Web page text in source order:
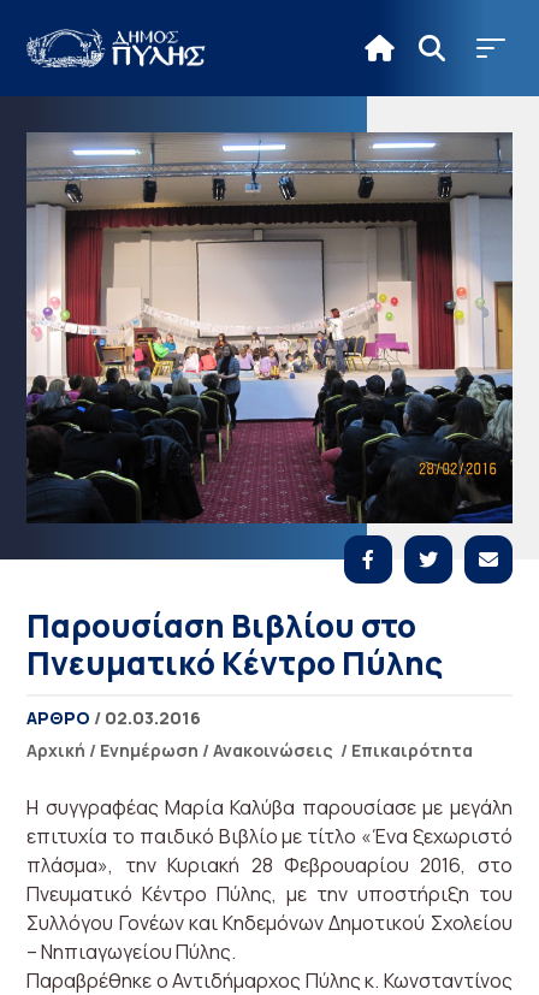
Παρουσίαση Βιβλίου στο
Πνευματικό Κέντρο Πύλης
ΑΡΘΡΟ / 02.03.2016
Αρχική / Ενημέρωση /Ανακοινώσεις / Επικαιρότητα
H συγγραφέας Μαρία Καλύβα παρουσίασε με μεγάλη
επιτυχία το παιδικό Βιβλίο με τίτλο «Ένα ξεχωριστό
πλάσμα», την Κυριακή 28 Φεβρουαρίου 2016, στο
Πνευματικό Κέντρο Πύλης, με την υποστήριξη του
Συλλόγου Γονέων και Κηδεμόνων Δημοτικού Σχολείου
– Νηπιαγωγείου Πύλης.
Παραβρέθηκε ο Αντιδήμαρχος Πύλης κ. Κωνσταντίνος